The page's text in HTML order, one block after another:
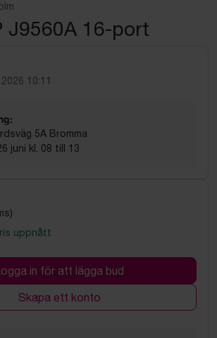
J9560A 16-port
10:11
5A Bromma
juni kl. 08 till 13
uppnått
in för att lägga bud
Skapa ett konto